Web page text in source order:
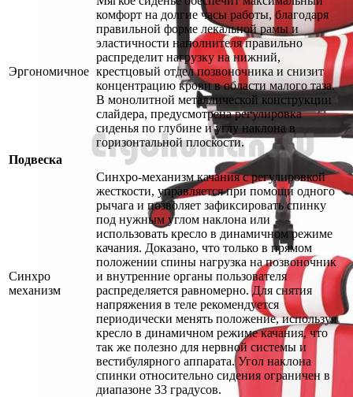
Эргономичное
комфорт на долгие часы работы, благодаря
правильной форме лекальной рамы и
эластичности наполнителя правильно
распределит нагрузку на нижний,
крестцовый отдел позвоночника и снизит
концентрацию крови в области малого таза.
В монолитной металлической конструкции
слайдера, предусмотрена регулировка
сиденья по глубине и углу наклона в
горизонтальной плоскости.
Подвеска
Синхро
механизм
Синхро-механизм качания с регулировкой
жесткости, управляется при помощи одного
рычага и позволяет зафиксировать спинку
под нужным углом наклона или
использовать кресло в динамичном режиме
качания. Доказано, что только в прямом
положении спины нагрузка на позвоночник
и внутренние органы пользователя
распределяется равномерно. Для снятия
напряжения в теле рекомендуется
периодически менять положение, используя
кресло в динамичном режиме качания, что
так же полезно для нервной системы и
вестибулярного аппарата. Угол наклона
спинки относительно сидения ограничен в
диапазоне 33 градусов.